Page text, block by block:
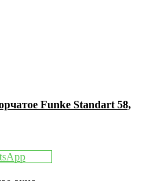
Funke Standart 58,